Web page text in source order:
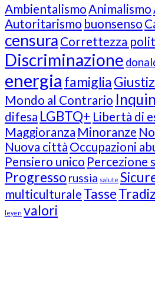
Ambientalismo Animalismo
Autoritarismo buonsenso
censura Correttezza
Discriminazione
energia famiglia
Mondo al Contrario
difesa LGBTQ+ Libertà di
Maggioranza Minoranze
Nuova città Occupazioni
Pensiero unico Percezione
Progresso russia salute
multiculturale Tasse
leyen valori